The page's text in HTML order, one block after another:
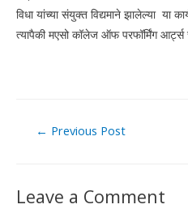
विधा यांच्या संयुक्त विद्यमाने झालेल्या या
त्यापैकी मएसो कॉलेज ऑफ परफॉर्मिंग आर्ट्स
Post
← Previous Post
Leave a Comment